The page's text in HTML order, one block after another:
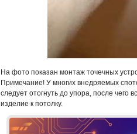
На фото показан монтаж точечных
Примечание! У многих внедряемых
следует отогнуть до упора, после чего
изделие к потолку.